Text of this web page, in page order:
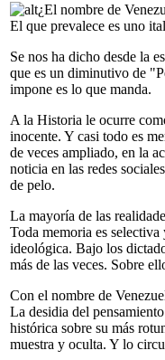
¿El nombre de
El que prevalece es uno
Se nos ha dicho desde la
que es un diminutivo de
impone es lo que manda.
A la Historia le ocurre
inocente. Y casi todo es
de veces ampliado, en la
noticia en las redes
de pelo.
La mayoría de las
Toda memoria es
ideológica. Bajo los
más de las veces. Sobre
Con el nombre de
La desidia del
histórica sobre su más
muestra y oculta. Y lo